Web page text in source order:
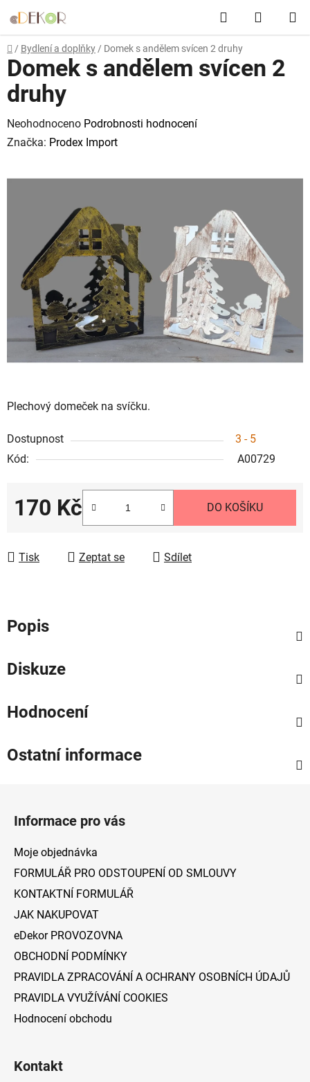
na
obsah
Hledat
KOŠÍK
Domů
/ Bydlení a doplňky / Domek s andělem svícen 2 druhy
Plechový domeček na svíčku.
Dostupnost
3 - 5
Kód:
A00729
170 Kč DO KOŠÍKU
Tisk Zeptat se Sdílet
Domek s andělem svícen 2
druhy
Průměrné
hodnocení
je
hvězdiček.
Neohodnoceno Podrobnosti hodnocení
Značka: Prodex Import
Popis
Diskuze
Hodnocení
Ostatní informace
Informace pro vás
Moje objednávka
FORMULÁŘ PRO ODSTOUPENÍ OD SMLOUVY
KONTAKTNÍ FORMULÁŘ
JAK NAKUPOVAT
eDekor PROVOZOVNA
OBCHODNÍ PODMÍNKY
PRAVIDLA ZPRACOVÁNÍ A OCHRANY OSOBNÍCH ÚDAJŮ
PRAVIDLA VYUŽÍVÁNÍ COOKIES
Hodnocení obchodu
Kontakt